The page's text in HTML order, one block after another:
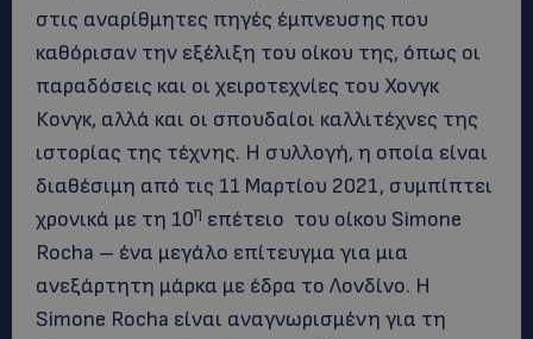
στις αναρίθμητες πηγές έμπνευσης που
καθόρισαν την εξέλιξη του οίκου της, όπως οι
παραδόσεις και οι χειροτεχνίες του Χονγκ
Κονγκ, αλλά και οι σπουδαίοι καλλιτέχνες της
ιστορίας της τέχνης. Η συλλογή, η οποία είναι
διαθέσιμη από τις 11 Μαρτίου 2021, συμπίπτει
χρονικά με τη 10η επέτειο του οίκου Simone
Rocha – ένα μεγάλο επίτευγμα για μια
ανεξάρτητη μάρκα με έδρα το Λονδίνο. Η
Simone Rocha είναι αναγνωρισμένη για τη